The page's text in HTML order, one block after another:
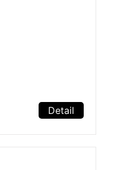
Detail